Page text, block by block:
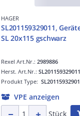
HAGER
SL201159329011,
SL 20x115 gschwarz
Rexel Art.Nr.: 2989886
Produkt Type:
Herst. Art.Nr.: SL201159329011
VPE anzeigen
Stück